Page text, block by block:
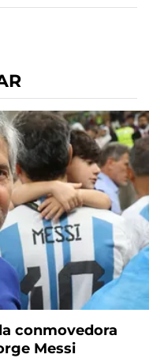
conmovedora
Messi